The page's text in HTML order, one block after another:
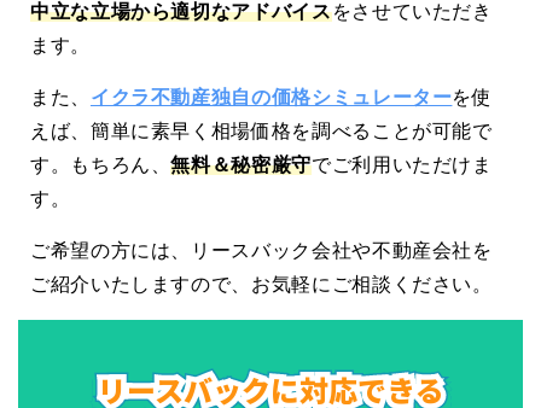
中立な立場から適切なアドバイスをさせていただき
ます。
また、 イクラ不動産独自の価格シミュレーターを使
えば、簡単に素早く相場価格を調べることが可能で
す。もちろん、無料＆秘密厳守でご利用いただけま
す。
ご希望の方には、リースバック会社や不動産会社を
ご紹介いたしますので、お気軽にご相談ください。